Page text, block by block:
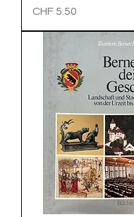
Preis
CHF 5.50